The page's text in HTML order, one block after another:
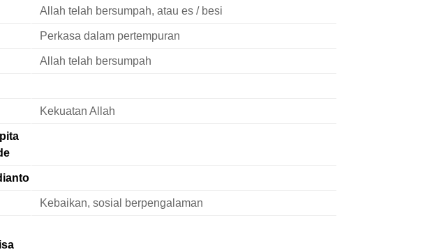
Allah telah bersumpah, atau es / besi
Perkasa dalam pertempuran
Allah telah bersumpah
Kekuatan Allah
Kebaikan, sosial berpengalaman